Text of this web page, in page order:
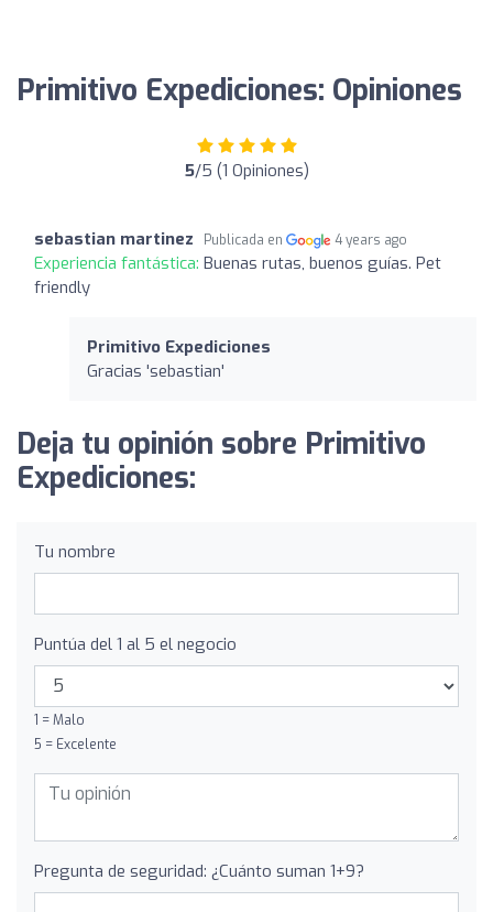
Primitivo Expediciones: Opiniones
5/5 (1 Opiniones)
sebastian martinez Publicada en 4 years ago
Experiencia fantástica: Buenas rutas, buenos guías. Pet
friendly
Primitivo Expediciones
Gracias 'sebastian'
Deja tu opinión sobre Primitivo
Expediciones:
Tu nombre
Puntúa del 1 al 5 el negocio
1 = Malo
5 = Excelente
Pregunta de seguridad: ¿Cuánto suman 1+9?